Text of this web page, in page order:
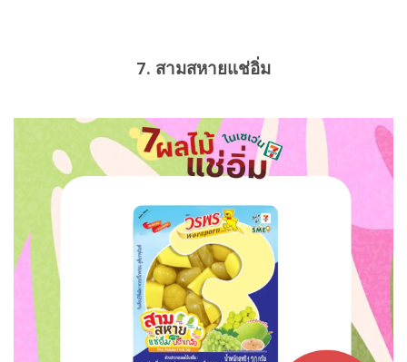
7. สามสหายแช่อิ่ม